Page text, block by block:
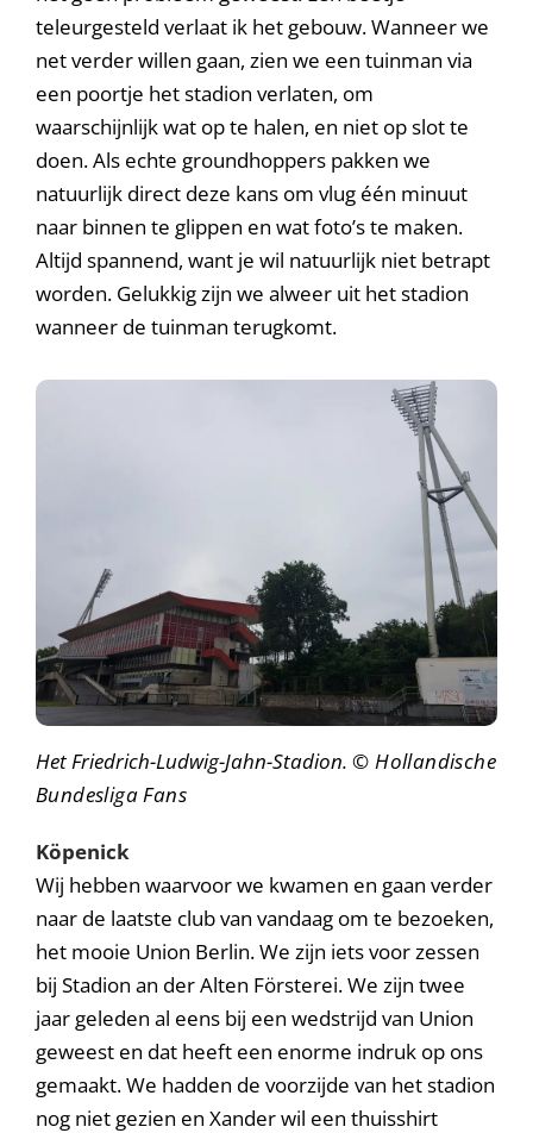
teleurgesteld verlaat ik het gebouw. Wanneer we
net verder willen gaan, zien we een tuinman via
een poortje het stadion verlaten, om
waarschijnlijk wat op te halen, en niet op slot te
doen. Als echte groundhoppers pakken we
natuurlijk direct deze kans om vlug één minuut
naar binnen te glippen en wat foto’s te maken.
Altijd spannend, want je wil natuurlijk niet betrapt
worden. Gelukkig zijn we alweer uit het stadion
wanneer de tuinman terugkomt.
Het Friedrich-Ludwig-Jahn-Stadion. © Hollandische
Bundesliga Fans
Köpenick
Wij hebben waarvoor we kwamen en gaan verder
naar de laatste club van vandaag om te bezoeken,
het mooie Union Berlin. We zijn iets voor zessen
bij Stadion an der Alten Försterei. We zijn twee
jaar geleden al eens bij een wedstrijd van Union
geweest en dat heeft een enorme indruk op ons
gemaakt. We hadden de voorzijde van het stadion
nog niet gezien en Xander wil een thuisshirt